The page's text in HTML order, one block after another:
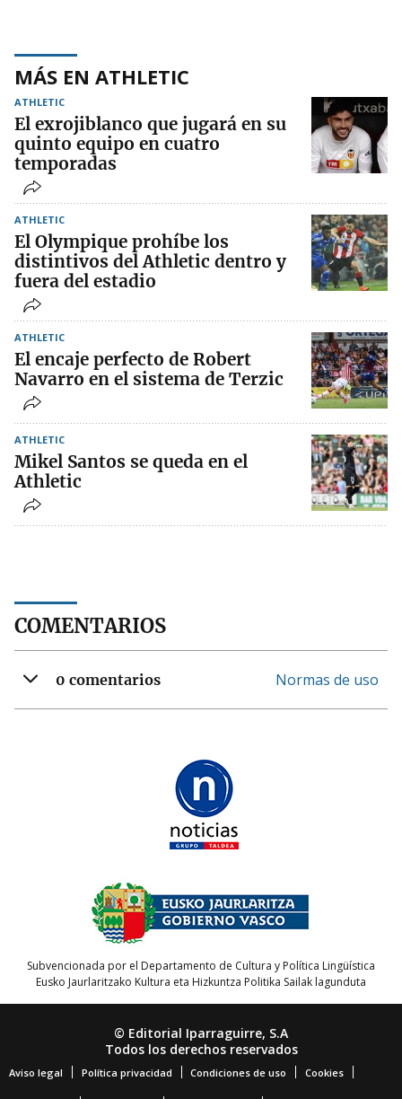
MÁS EN ATHLETIC
ATHLETIC
El exrojiblanco que jugará en su
quinto equipo en cuatro
temporadas
ATHLETIC
El Olympique prohíbe los
distintivos del Athletic dentro y
fuera del estadio
ATHLETIC
El encaje perfecto de Robert
Navarro en el sistema de Terzic
ATHLETIC
Mikel Santos se queda en el
Athletic
COMENTARIOS
0 comentarios Normas de uso
Subvencionada por el Departamento de Cultura y Política Lingüística
Eusko Jaurlaritzako Kultura eta Hizkuntza Politika Sailak lagunduta
© Editorial Iparraguirre, S.A
Todos los derechos reservados
Aviso legal Política privacidad Condiciones de uso Cookies